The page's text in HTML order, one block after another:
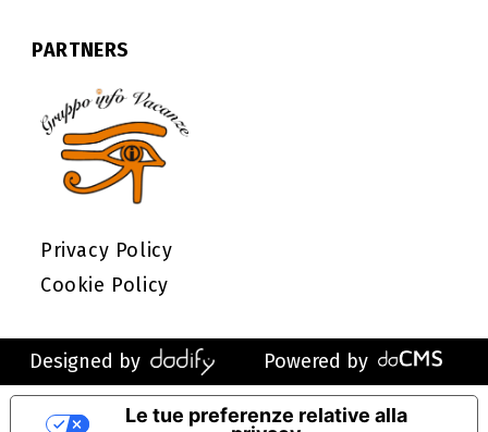
PARTNERS
Privacy Policy
Cookie Policy
Designed by Powered by
Le tue preferenze relative alla